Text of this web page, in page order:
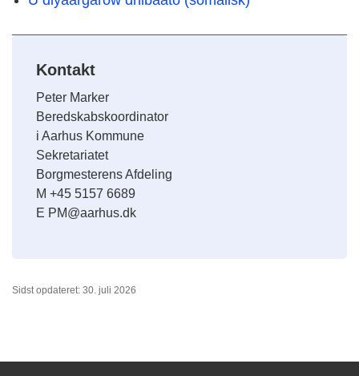
Kontakt
Peter Marker
Beredskabskoordinator
i Aarhus Kommune
Sekretariatet
Borgmesterens Afdeling
M +45 5157 6689
E PM@aarhus.dk
Sidst opdateret: 30. juli 2026